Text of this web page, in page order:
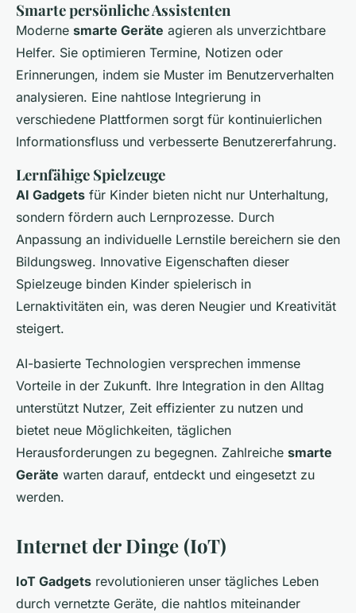
Smarte persönliche Assistenten
Moderne smarte Geräte agieren als unverzichtbare
Helfer. Sie optimieren Termine, Notizen oder
Erinnerungen, indem sie Muster im Benutzerverhalten
analysieren. Eine nahtlose Integrierung in
verschiedene Plattformen sorgt für kontinuierlichen
Informationsfluss und verbesserte Benutzererfahrung.
Lernfähige Spielzeuge
AI Gadgets für Kinder bieten nicht nur Unterhaltung,
sondern fördern auch Lernprozesse. Durch
Anpassung an individuelle Lernstile bereichern sie den
Bildungsweg. Innovative Eigenschaften dieser
Spielzeuge binden Kinder spielerisch in
Lernaktivitäten ein, was deren Neugier und Kreativität
steigert.
AI-basierte Technologien versprechen immense
Vorteile in der Zukunft. Ihre Integration in den Alltag
unterstützt Nutzer, Zeit effizienter zu nutzen und
bietet neue Möglichkeiten, täglichen
Herausforderungen zu begegnen. Zahlreiche smarte
Geräte warten darauf, entdeckt und eingesetzt zu
werden.
Internet der Dinge (IoT)
IoT Gadgets revolutionieren unser tägliches Leben
durch vernetzte Geräte, die nahtlos miteinander